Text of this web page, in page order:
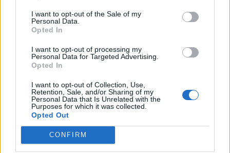
I want to opt-out of the Sale of my
Personal Data.
Opted In
I want to opt-out of processing my
Personal Data for Targeted Advertising.
Opted In
I want to opt-out of Collection, Use,
Retention, Sale, and/or Sharing of my
Personal Data that Is Unrelated with the
Purposes for which it was collected.
Opted Out
CONFIRM
grado di farlo uscire a novembre. Ma
far uscire nelle sale un film per le famiglie,
dell’ultimo Harry Potter", ha affermato con
sicurezzaAlan Horn, presidente della
Warner Bros.